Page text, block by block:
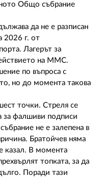
Общо събрание
да не е разписан
2026 г. от
Лагерът за
на ММС.
по въпроса с
но до момента такова
точки. Стреля се
за фалшиви подписи
не е залепена в
Братойчев няма
казал. В момента
топката, за да
Поради тази